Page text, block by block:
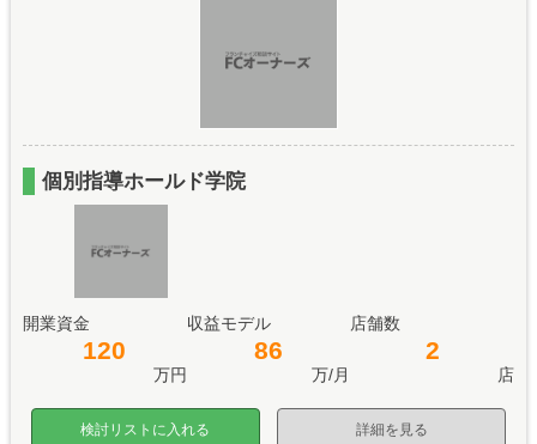
個別指導ホールド学院
開業資金
120
万円
収益モデル
86
万/月
店舗数
2
店
詳細を見る
検討リストに入れる